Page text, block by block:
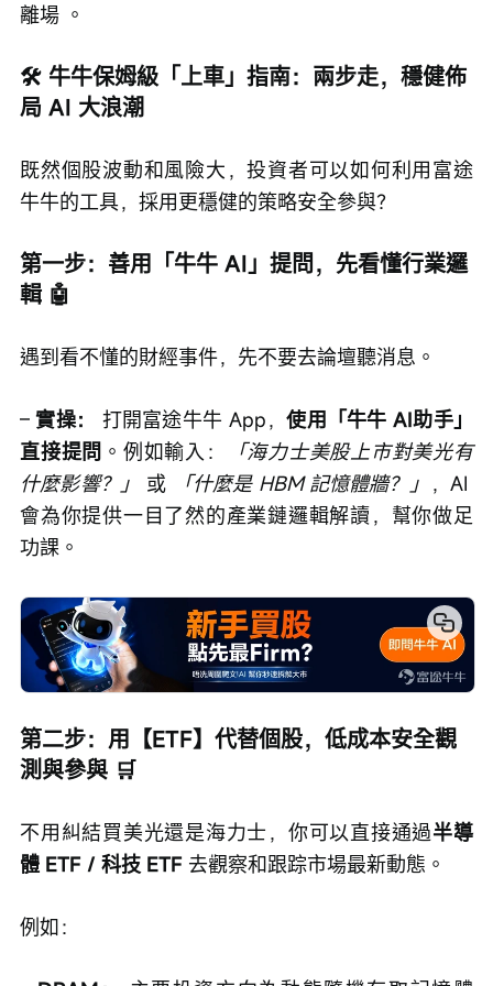
離場 。
🛠️ 牛牛保姆級「上車」指南：兩步走，穩健佈
局 AI 大浪潮
既然個股波動和風險大，投資者可以如何利用富途
牛牛的工具，採用更穩健的策略安全參與？
第一步：善用「牛牛 AI」提問，先看懂行業邏
輯 🤖
遇到看不懂的財經事件，先不要去論壇聽消息。
– 實操： 打開富途牛牛 App，使用「牛牛 AI助手」
直接提問 。例如輸入：
「海力士美股上市對美光有
什麼影響？」
或 「什麼是 HBM 記憶體牆？」 ，AI
會為你提供一目了然的產業鏈邏輯解讀，幫你做足
功課。
第二步：用【ETF】代替個股，低成本安全觀
測與參與 🛒
不用糾結買美光還是海力士，你可以直接通過半導
體 ETF / 科技 ETF 去觀察和跟踪市場最新動態。
例如：